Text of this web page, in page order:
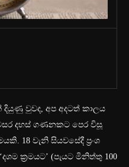
වුවද, අප අදටත් කාලය
දහස් ගණනකට පෙර විසූ
18 වැනි සියවසේදී ප්‍රංශ
ක්‍රමයට’ (පැයට මිනිත්තු 100